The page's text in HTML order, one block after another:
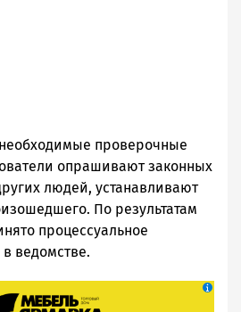
проверочные
опрашивают законных
людей, устанавливают
По результатам
процессуальное
ведомстве.